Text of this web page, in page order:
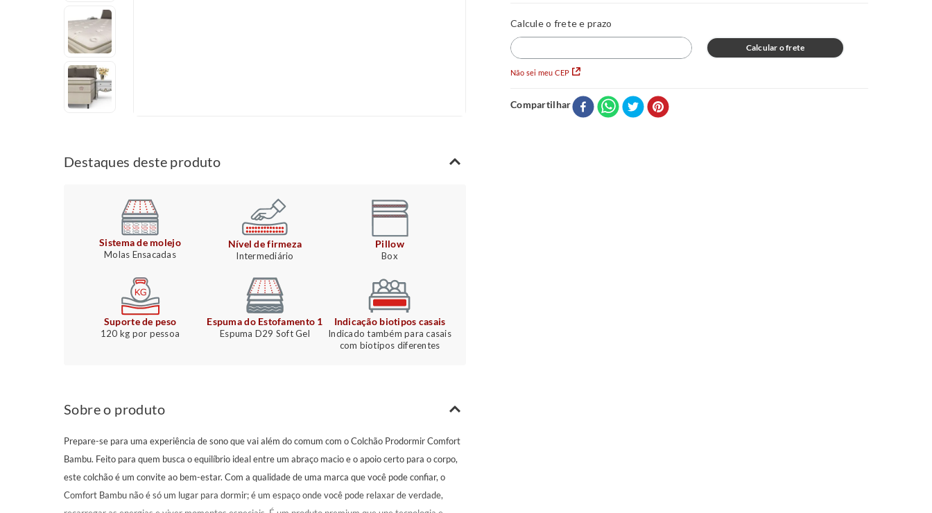
Destaques deste produto
Sistema de molejo
Molas Ensacadas
Nível de firmeza
Intermediário
Pillow
Box
Suporte de peso
120 kg por pessoa
Espuma do Estofamento 1
Espuma D29 Soft Gel
Indicação biotipos casais
Indicado também para casais
com biotipos diferentes
Sobre o produto
Prepare-se para uma experiência de sono que vai além do comum com o Colchão Prodormir Comfort
Bambu. Feito para quem busca o equilíbrio ideal entre um abraço macio e o apoio certo para o corpo,
este colchão é um convite ao bem-estar. Com a qualidade de uma marca que você pode confiar, o
Comfort Bambu não é só um lugar para dormir; é um espaço onde você pode relaxar de verdade,
Não sei meu CEP
Calcular o frete
Compartilhar